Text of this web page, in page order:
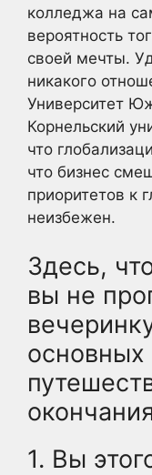
колледжа на
вероятность
своей мечты.
никакого
Университет
Корнельский
что
что бизнес
приоритетов к
неизбежен.
Здесь,
вы не
1. Вы